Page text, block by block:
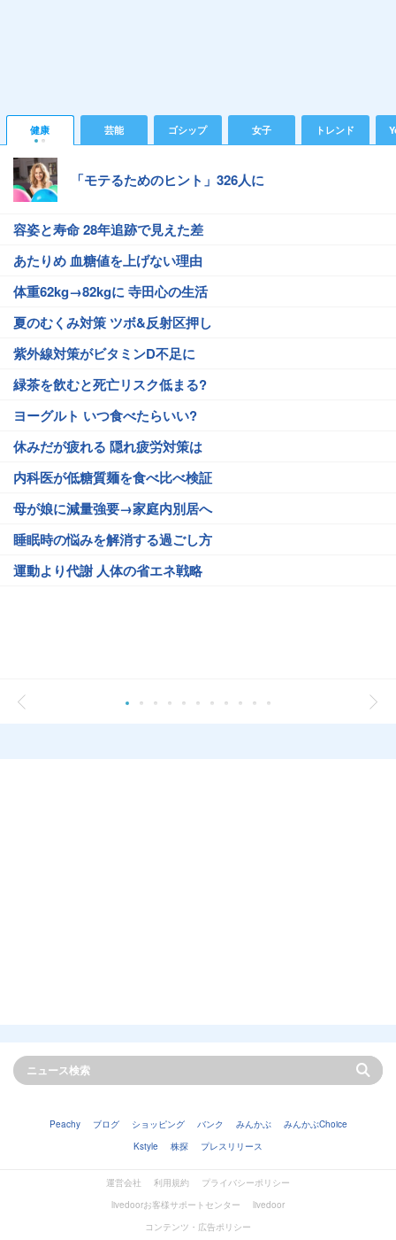
健康 芸能 ゴシップ 女子 トレンド
「モテるためのヒント」326人に
容姿と寿命 28年追跡で見えた差
あたりめ 血糖値を上げない理由
体重62kg→82kgに 寺田心の生活
夏のむくみ対策 ツボ&反射区押し
紫外線対策がビタミンD不足に
緑茶を飲むと死亡リスク低まる?
ヨーグルト いつ食べたらいい?
休みだが疲れる 隠れ疲労対策は
内科医が低糖質麺を食べ比べ検証
母が娘に減量強要→家庭内別居へ
睡眠時の悩みを解消する過ごし方
運動より代謝 人体の省エネ戦略
Peachy ブログ ショッピング バンク みんかぶ
みんかぶChoice
Kstyle
株探 プレスリリース
運営会社 利用規約
プライバシーポリシー
livedoorお客様サポートセンター
livedoor
コンテンツ・広告ポリシー